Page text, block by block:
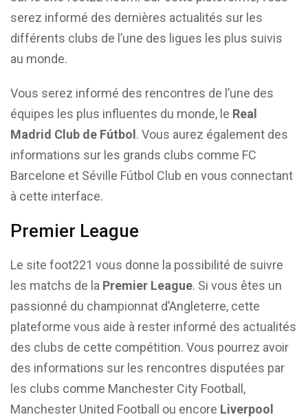
serez informé des dernières actualités sur les
différents clubs de l’une des ligues les plus suivis
au monde.
Vous serez informé des rencontres de l’une des
équipes les plus influentes du monde, le Real
Madrid Club de Fútbol . Vous aurez également des
informations sur les grands clubs comme FC
Barcelone et Séville Fútbol Club en vous connectant
à cette interface.
Premier League
Le site foot221 vous donne la possibilité de suivre
les matchs de la Premier League. Si vous êtes un
passionné du championnat d’Angleterre, cette
plateforme vous aide à rester informé des actualités
des clubs de cette compétition. Vous pourrez avoir
des informations sur les rencontres disputées par
les clubs comme Manchester City Football,
Manchester United Football ou encore Liverpool